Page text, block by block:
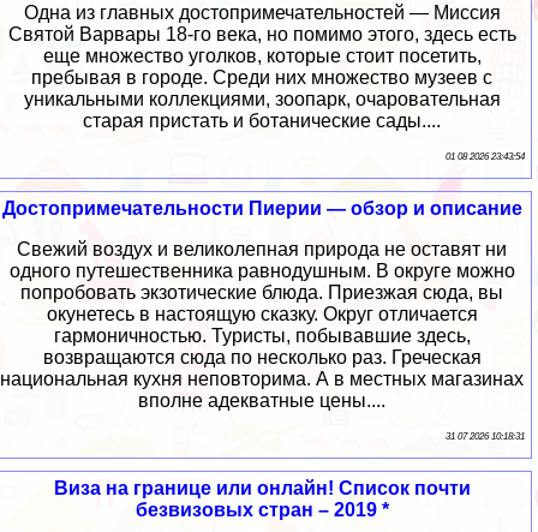
Одна из главных достопримечательностей — Миссия
Святой Варвары 18-го века, но помимо этого, здесь есть
еще множество уголков, которые стоит посетить,
пребывая в городе. Среди них множество музеев с
уникальными коллекциями, зоопарк, очаровательная
старая пристать и ботанические сады....
01 08 2026 23:43:54
Достопримечательности Пиерии — обзор и описание
Свежий воздух и великолепная природа не оставят ни
одного путешественника равнодушным. В округе можно
попробовать экзотические блюда. Приезжая сюда, вы
окунетесь в настоящую сказку. Округ отличается
гармоничностью. Туристы, побывавшие здесь,
возвращаются сюда по несколько раз. Греческая
национальная кухня неповторима. А в местных магазинах
вполне адекватные цены....
31 07 2026 10:18:31
Виза на границе или онлайн! Список почти
безвизовых стран – 2019 *